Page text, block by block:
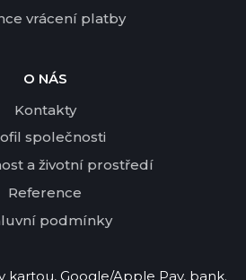
vrácení platby
O NÁS
Kontakty
společnosti
a životní prostředí
Reference
podmínky
Google/Apple Pay, bank.